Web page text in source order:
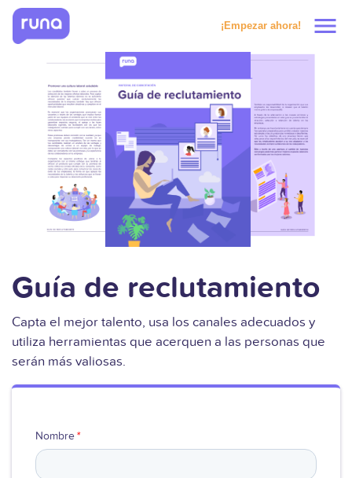
¡Empezar ahora! menu
Soluciones
Precios
Clientes
Solicitar prueba
Ver video
Guía de reclutamiento
Capta el mejor talento, usa los canales adecuados y
utiliza herramientas que acerquen a las personas que
serán más valiosas.
Nombre*